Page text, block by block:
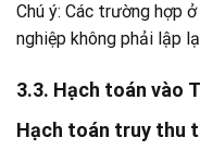
Chú ý: Các trường hợp
nghiệp không phải lập
3.3. Hạch toán vào
Hạch toán truy thu